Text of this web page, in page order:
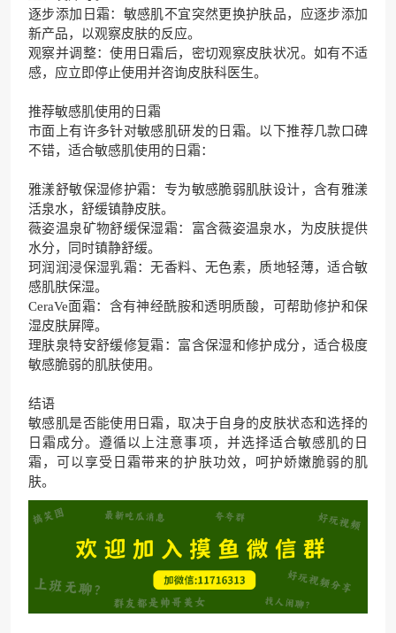
逐步添加日霜：敏感肌不宜突然更换护肤品，应逐步添加
新产品，以观察皮肤的反应。
观察并调整：使用日霜后，密切观察皮肤状况。如有不适
感，应立即停止使用并咨询皮肤科医生。
推荐敏感肌使用的日霜
市面上有许多针对敏感肌研发的日霜。以下推荐几款口碑
不错，适合敏感肌使用的日霜：
雅漾舒敏保湿修护霜：专为敏感脆弱肌肤设计，含有雅漾
活泉水，舒缓镇静皮肤。
薇姿温泉矿物舒缓保湿霜：富含薇姿温泉水，为皮肤提供
水分，同时镇静舒缓。
珂润润浸保湿乳霜：无香料、无色素，质地轻薄，适合敏
感肌肤保湿。
CeraVe面霜：含有神经酰胺和透明质酸，可帮助修护和保
湿皮肤屏障。
理肤泉特安舒缓修复霜：富含保湿和修护成分，适合极度
敏感脆弱的肌肤使用。
结语
敏感肌是否能使用日霜，取决于自身的皮肤状态和选择的
日霜成分。遵循以上注意事项，并选择适合敏感肌的日
霜，可以享受日霜带来的护肤功效，呵护娇嫩脆弱的肌
肤。